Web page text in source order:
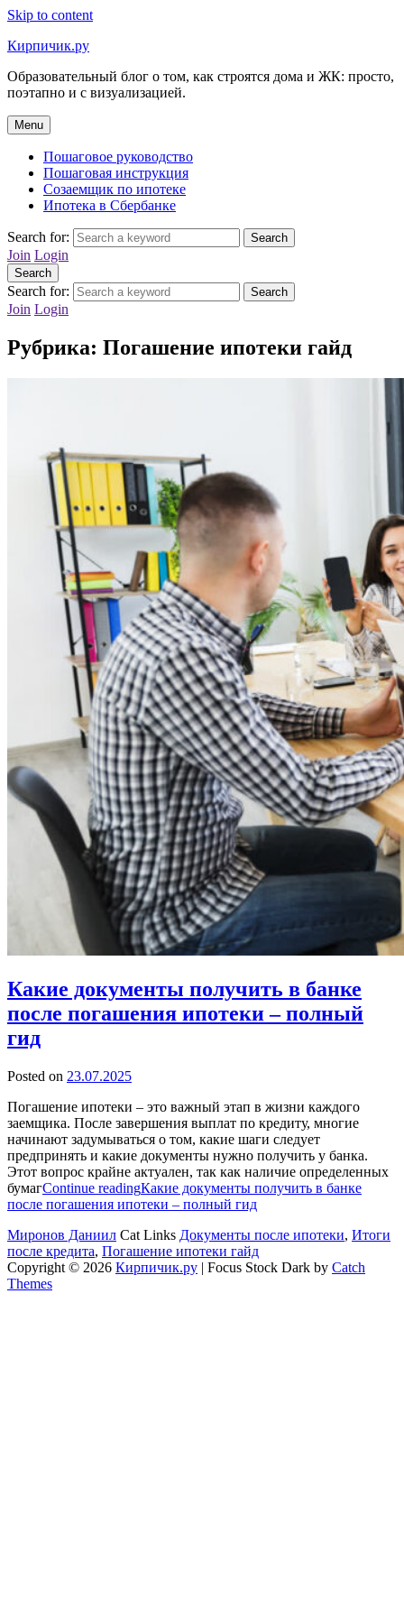
Skip to content
Кирпичик.ру
Образовательный блог о том, как строятся дома и ЖК: просто,
поэтапно и с визуализацией.
Menu
Пошаговое руководство
Пошаговая инструкция
Созаемщик по ипотеке
Ипотека в Сбербанке
Search for: Search
Join Login
Search
Search for: Search
Join Login
Рубрика: Погашение ипотеки гайд
Какие документы получить в банке
после погашения ипотеки – полный
гид
Posted on 23.07.2025
Погашение ипотеки – это важный этап в жизни каждого
заемщика. После завершения выплат по кредиту, многие
начинают задумываться о том, какие шаги следует
предпринять и какие документы нужно получить у банка.
Этот вопрос крайне актуален, так как наличие определенных
бумагContinue readingКакие документы получить в банке
после погашения ипотеки – полный гид
Миронов Даниил Cat Links Документы после ипотеки, Итоги
после кредита, Погашение ипотеки гайд
Copyright © 2026 Кирпичик.ру | Focus Stock Dark by Catch
Themes